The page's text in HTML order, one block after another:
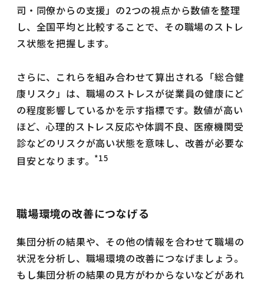
司・同僚からの支援」の2つの視点から数値を整理
し、全国平均と比較することで、その職場のストレ
ス状態を把握します。
さらに、これらを組み合わせて算出される「総合健
康リスク」は、職場のストレスが従業員の健康にど
の程度影響しているかを示す指標です。数値が高い
ほど、心理的ストレス反応や体調不良、医療機関受
診などのリスクが高い状態を意味し、改善が必要な
目安となります。 *15
職場環境の改善につなげる
集団分析の結果や、その他の情報を合わせて職場の
状況を分析し、職場環境の改善につなげましょう。
もし集団分析の結果の見方がわからないなどがあれ